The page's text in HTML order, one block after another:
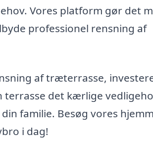
Vores platform gør det
professionel rensning af
af træterrasse,
terrasse det kærlige
familie. Besøg vores
i dag!